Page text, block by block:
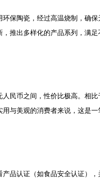
保陶瓷，经过高温烧制，确
推出多样化的产品系列，满
民币之间，性价比极高。相
与美观的消费者来说，这是
品认证（如食品安全认证）